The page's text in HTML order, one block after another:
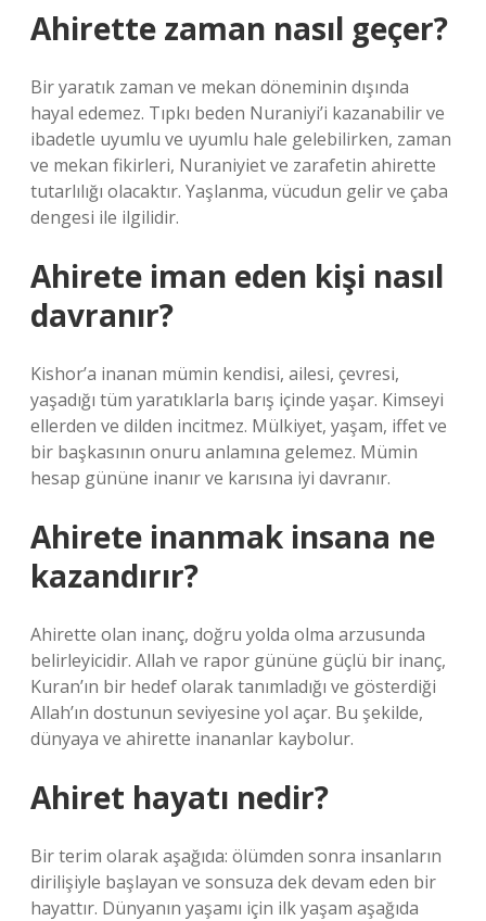
Ahirette zaman nasıl geçer?
Bir yaratık zaman ve mekan döneminin dışında
hayal edemez. Tıpkı beden Nuraniyi’i kazanabilir ve
ibadetle uyumlu ve uyumlu hale gelebilirken, zaman
ve mekan fikirleri, Nuraniyiet ve zarafetin ahirette
tutarlılığı olacaktır. Yaşlanma, vücudun gelir ve çaba
dengesi ile ilgilidir.
Ahirete iman eden kişi nasıl
davranır?
Kishor’a inanan mümin kendisi, ailesi, çevresi,
yaşadığı tüm yaratıklarla barış içinde yaşar. Kimseyi
ellerden ve dilden incitmez. Mülkiyet, yaşam, iffet ve
bir başkasının onuru anlamına gelemez. Mümin
hesap gününe inanır ve karısına iyi davranır.
Ahirete inanmak insana ne
kazandırır?
Ahirette olan inanç, doğru yolda olma arzusunda
belirleyicidir. Allah ve rapor gününe güçlü bir inanç,
Kuran’ın bir hedef olarak tanımladığı ve gösterdiği
Allah’ın dostunun seviyesine yol açar. Bu şekilde,
dünyaya ve ahirette inananlar kaybolur.
Ahiret hayatı nedir?
Bir terim olarak aşağıda: ölümden sonra insanların
dirilişiyle başlayan ve sonsuza dek devam eden bir
hayattır. Dünyanın yaşamı için ilk yaşam aşağıda